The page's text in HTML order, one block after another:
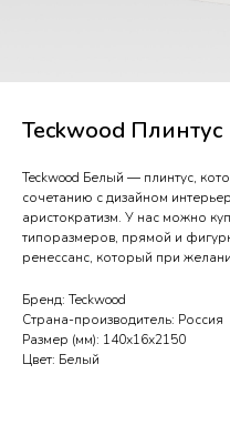
Teckwood
Teckwood Белый — плинтус,
сочетанию с дизайном
аристократизм. У нас можно
типоразмеров, прямой и
ренессанс, который при
Бренд: Teckwood
Страна-производитель: Россия
Размер (мм): 140х16х2150
Цвет: Белый